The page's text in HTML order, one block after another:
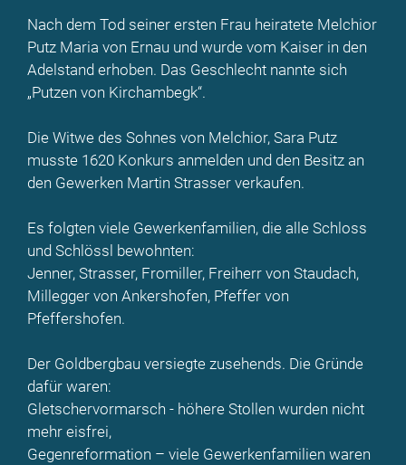
Nach dem Tod seiner ersten Frau heiratete Melchior
Putz Maria von Ernau und wurde vom Kaiser in den
Adelstand erhoben. Das Geschlecht nannte sich
„Putzen von Kirchambegk“.
Die Witwe des Sohnes von Melchior, Sara Putz
musste 1620 Konkurs anmelden und den Besitz an
den Gewerken Martin Strasser verkaufen.
Es folgten viele Gewerkenfamilien, die alle Schloss
und Schlössl bewohnten:
Jenner, Strasser, Fromiller, Freiherr von Staudach,
Millegger von Ankershofen, Pfeffer von
Pfeffershofen.
Der Goldbergbau versiegte zusehends. Die Gründe
dafür waren:
Gletschervormarsch - höhere Stollen wurden nicht
mehr eisfrei,
Gegenreformation – viele Gewerkenfamilien waren